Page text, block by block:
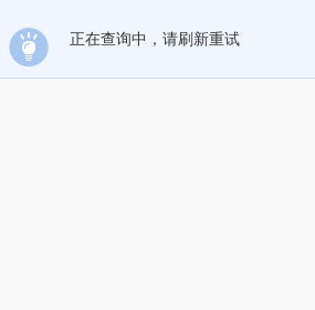
正在查询中，请刷新重试